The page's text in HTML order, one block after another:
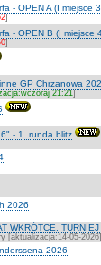
- OPEN A (I miejsce
]
- OPEN B (I miejsce
]
GP Chrzanowa
21:21]
- 1. runda blitz
2026
WKRÓTCE.
[aktualizacja:14-05-2026]
2026